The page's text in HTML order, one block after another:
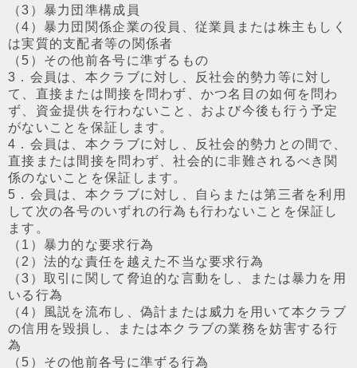
（3）暴⼒団準構成員
（4）暴⼒団関係企業の役員、従業員または株主もしく
は実質的⽀配者等の関係者
（5）その他前各号に準ずるもの
3．会員は、本クラブに対し、反社会的勢⼒等に対し
て、直接または間接を問わず、かつ名⽬の如何を問わ
ず、資⾦提供を⾏わないこと、および今後も⾏う予定
がないことを保証します。
4．会員は、本クラブに対し、反社会的勢⼒との間で、
直接または間接を問わず、社会的に⾮難されるべき関
係のないことを保証します。
5．会員は、本クラブに対し、⾃らまたは第三者を利⽤
して次の各号のいずれの⾏為も⾏わないことを保証し
ます。
（1）暴⼒的な要求⾏為
（2）法的な責任を越えた不当な要求⾏為
（3）取引に関して脅迫的な⾔動をし、または暴⼒を⽤
いる⾏為
（4）⾵説を流布し、偽計または威⼒を⽤いて本クラブ
の信⽤を毀損し、または本クラブの業務を妨害する⾏
為
（5）その他前各号に準ずる⾏為